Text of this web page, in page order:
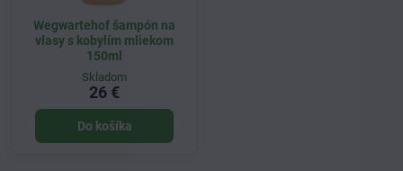
Wegwartehof šampón na
vlasy s kobylím mliekom
150ml
Skladom
26 €
Do košíka